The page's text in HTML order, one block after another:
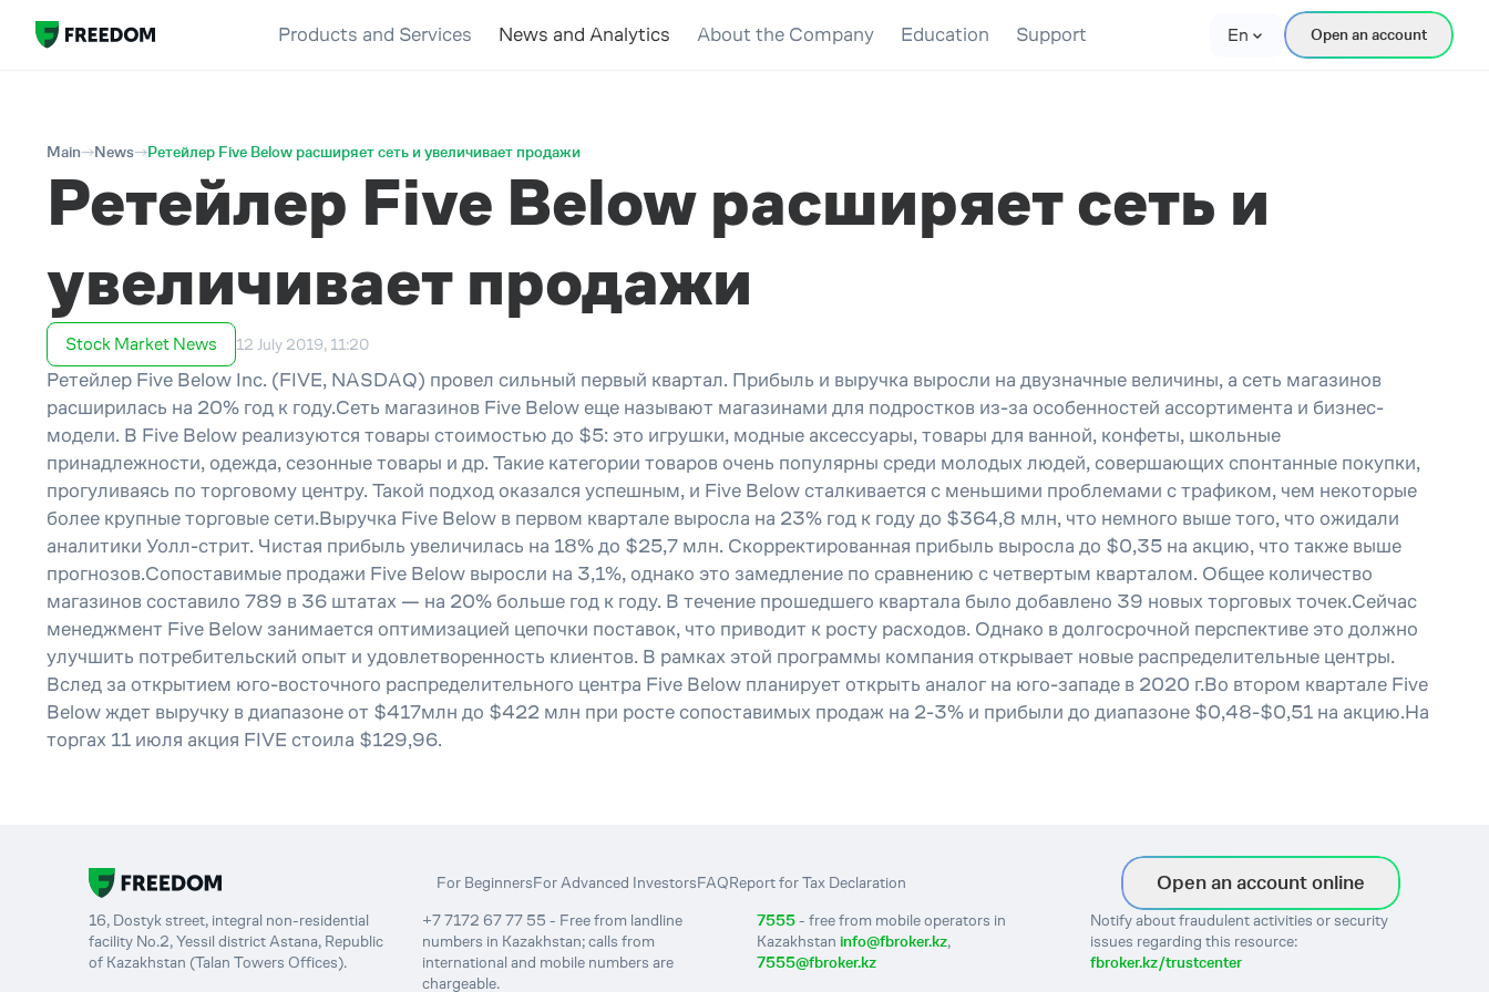
Products and Services News and Analytics About the Company Education Support En Open an account
Main News Ретейлер Five Below расширяет сеть и увеличивает продажи
Ретейлер Five Below расширяет сеть и
увеличивает продажи
Stock Market News 12 July 2019, 11:20
Ретейлер Five Below Inc. (FIVE, NASDAQ) провел сильный первый квартал. Прибыль и выручка выросли на двузначные величины, а сеть магазинов
расширилась на 20% год к году.Сеть магазинов Five Below еще называют магазинами для подростков из-за особенностей ассортимента и бизнес-
модели. В Five Below реализуются товары стоимостью до $5: это игрушки, модные аксессуары, товары для ванной, конфеты, школьные
принадлежности, одежда, сезонные товары и др. Такие категории товаров очень популярны среди молодых людей, совершающих спонтанные покупки,
прогуливаясь по торговому центру. Такой подход оказался успешным, и Five Below сталкивается с меньшими проблемами с трафиком, чем некоторые
более крупные торговые сети.Выручка Five Below в первом квартале выросла на 23% год к году до $364,8 млн, что немного выше того, что ожидали
аналитики Уолл-стрит. Чистая прибыль увеличилась на 18% до $25,7 млн. Скорректированная прибыль выросла до $0,35 на акцию, что также выше
прогнозов.Сопоставимые продажи Five Below выросли на 3,1%, однако это замедление по сравнению с четвертым кварталом. Общее количество
магазинов составило 789 в 36 штатах — на 20% больше год к году. В течение прошедшего квартала было добавлено 39 новых торговых точек.Сейчас
менеджмент Five Below занимается оптимизацией цепочки поставок, что приводит к росту расходов. Однако в долгосрочной перспективе это должно
улучшить потребительский опыт и удовлетворенность клиентов. В рамках этой программы компания открывает новые распределительные центры.
Вслед за открытием юго-восточного распределительного центра Five Below планирует открыть аналог на юго-западе в 2020 г.Во втором квартале Five
Below ждет выручку в диапазоне от $417млн до $422 млн при росте сопоставимых продаж на 2-3% и прибыли до диапазоне $0,48-$0,51 на акцию.На
торгах 11 июля акция FIVE стоила $129,96.
For BeginnersFor Advanced InvestorsFAQReport for Tax Declaration Open an account online
16, Dostyk street, integral non-residential
facility No.2, Yessil district Astana, Republic
of Kazakhstan (Talan Towers Offices).
+7 7172 67 77 55 - Free from landline
numbers in Kazakhstan; calls from
international and mobile numbers are
chargeable.
7555- free from mobile operators in
Kazakhstan info@fbroker.kz,
7555@fbroker.kz
Notify about fraudulent activities or security
issues regarding this resource:
fbroker.kz/trustcenter